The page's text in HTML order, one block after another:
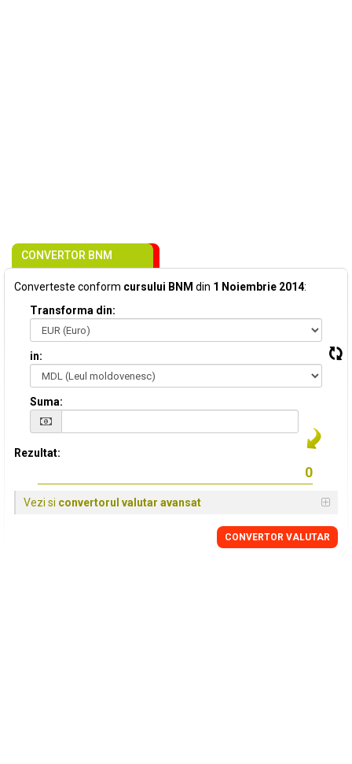
CONVERTOR BNM
Converteste conform cursului BNM din 1 Noiembrie 2014:
Transforma din:
in:
Suma:
Rezultat:
Vezi si convertorul valutar avansat
CONVERTOR VALUTAR